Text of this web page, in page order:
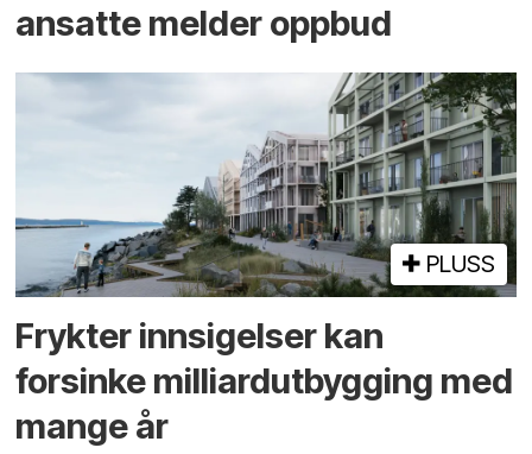
ansatte melder oppbud
PLUSS
Frykter innsigelser kan
forsinke milliard­utbygging med
mange år